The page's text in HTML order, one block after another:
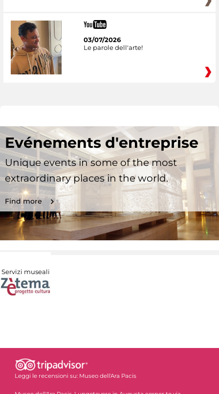
03/07/2026
Le parole dell'arte!
Evénements d'entreprise
Unique events in some of the most
extraordinary places in the world.
Find more
Servizi museali
Leggi le recensioni su: Museo dell'Ara Pacis